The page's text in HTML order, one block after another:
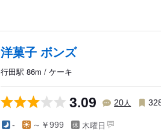
洋菓子 ボンズ
行田駅 86m / ケーキ
3.09 20人
- ～￥999 木曜日